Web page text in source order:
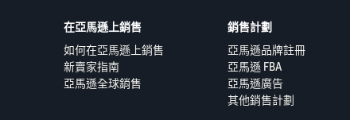
在亞馬遜上銷售
如何在亞馬遜上銷售
新賣家指南
亞馬遜全球銷售
銷售計劃
亞馬遜品牌註冊
亞馬遜 FBA
亞馬遜廣告
其他銷售計劃